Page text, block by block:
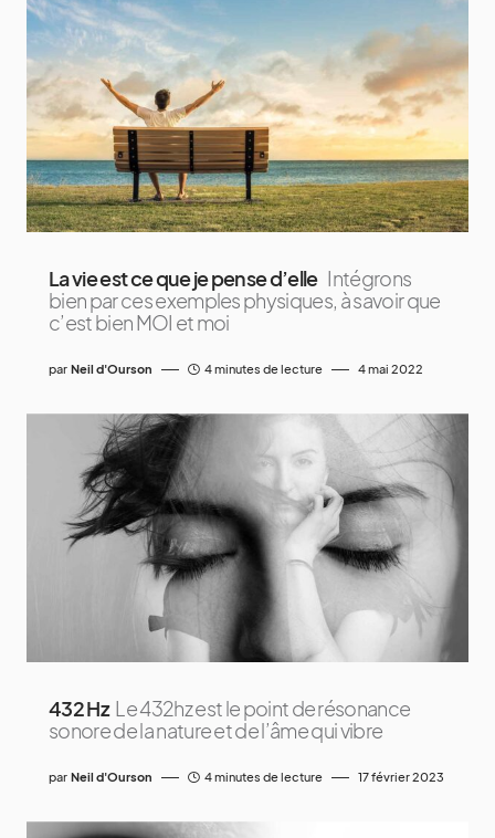
La vie est ce que je pense d’elle Intégrons
bien par ces exemples physiques, à savoir que
c’est bien MOI et moi
par Neil d'Ourson 4 minutes de lecture 4 mai 2022
432 Hz Le 432hz est le point de résonance
sonore de la nature et de l’âme qui vibre
par Neil d'Ourson 4 minutes de lecture 17 février 2023